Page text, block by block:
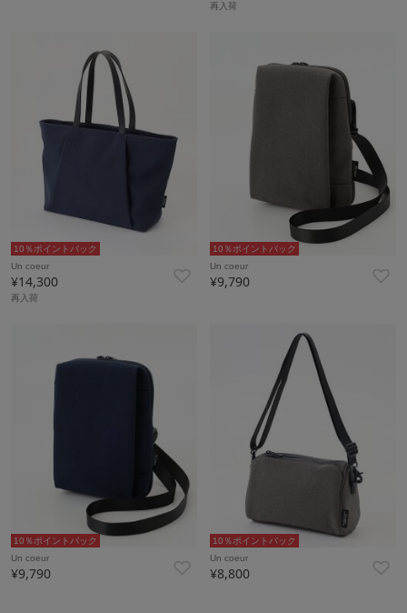
再入荷
10％ポイントバック
Un coeur
¥14,300
再入荷
10％ポイントバック
Un coeur
¥9,790
10％ポイントバック
Un coeur
¥9,790
10％ポイントバック
Un coeur
¥8,800